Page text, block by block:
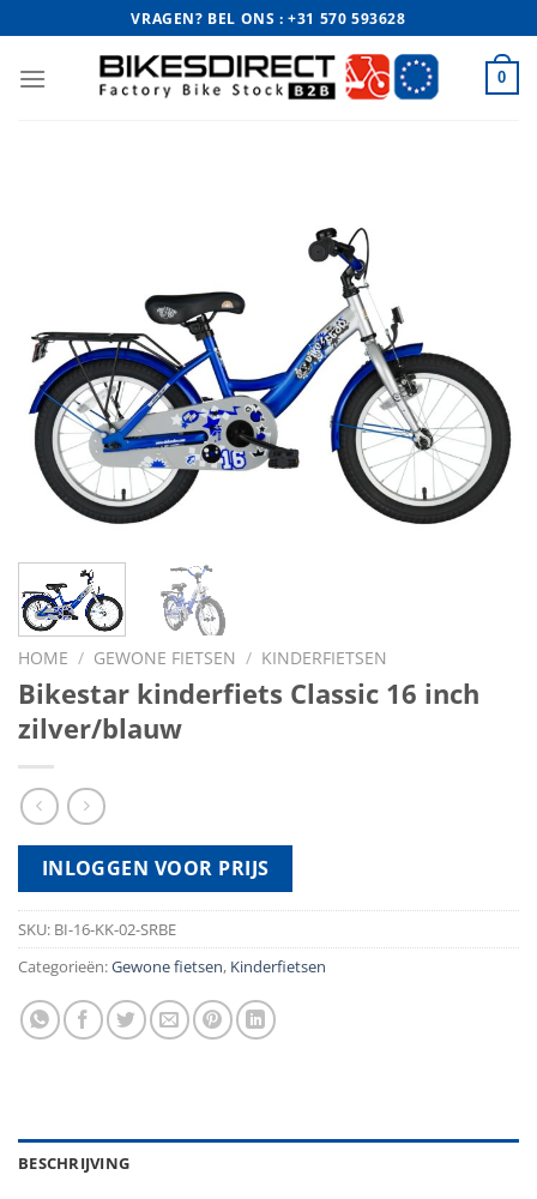
naar
inhoud
VRAGEN? BEL ONS : +31 570 593628
0
HOME / GEWONE FIETSEN / KINDERFIETSEN
Bikestar kinderfiets Classic 16 inch
zilver/blauw
INLOGGEN VOOR PRIJS
SKU: BI-16-KK-02-SRBE
Categorieën:Gewone fietsen, Kinderfietsen
BESCHRIJVING